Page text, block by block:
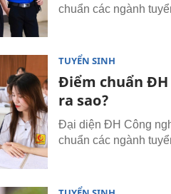
chuẩn các ngành
TUYỂN SINH
Điểm chuẩn ĐH
ra sao?
Đại diện ĐH Công
chuẩn các ngành